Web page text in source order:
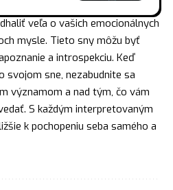
veľa o vašich emocionálnych
mysle. Tieto sny môžu byť
a introspekciu. Keď
svojom sne, nezabudnite sa
významom a nad tým, čo vám
S každým interpretovaným
k pochopeniu seba samého a